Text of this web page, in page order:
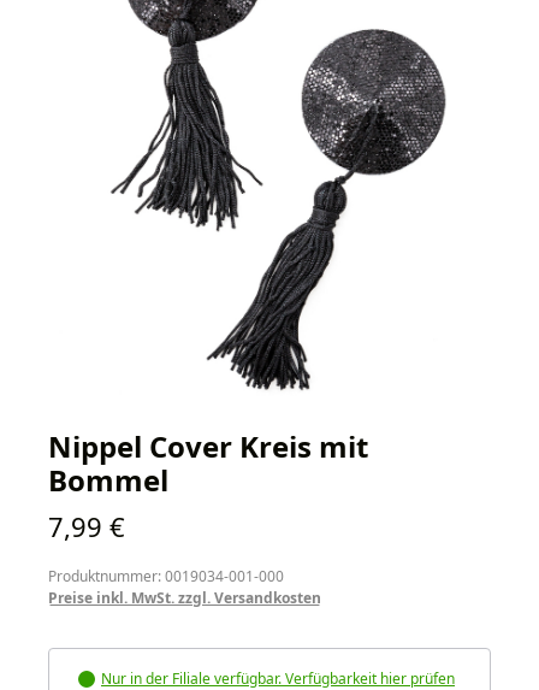
Nippel Cover Kreis mit
Bommel
Regulärer Preis:
7,99 €
Produktnummer: 0019034-001-000
Preise inkl. MwSt. zzgl. Versandkosten
Nur in der Filiale verfügbar. Verfügbarkeit hier prüfen